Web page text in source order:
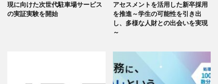
現に向けた次世代駐車場サービス
の実証実験を開始
アセスメントを活用した新卒採用
を推進～学生の可能性を引き出
し、多様な人財との出会いを実現
～